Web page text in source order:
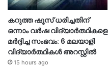
കറുത്ത ഷൂസ് ധരിച്ചതിന്
ഒന്നാം വർഷ വിദ്യാർത്ഥികളെ
മർദ്ദിച്ച സംഭവം: 6 മലയാളി
വിദ്യാർത്ഥികൾ അറസ്റ്റിൽ
15 hours ago